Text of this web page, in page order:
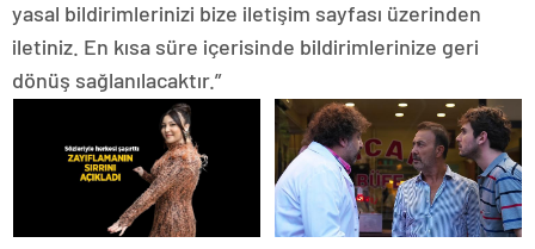
yasal bildirimlerinizi bize iletişim sayfası üzerinden
iletiniz. En kısa süre içerisinde bildirimlerinize geri
dönüş sağlanılacaktır.”